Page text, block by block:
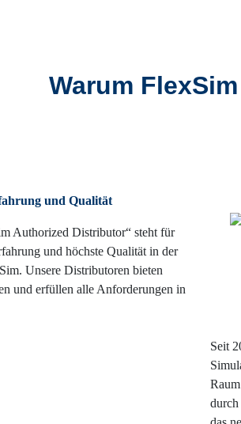
Warum
und Qualität
Authorized Distributor“ steht für
und höchste Qualität in der
Unsere Distributoren bieten
und erfüllen alle Anforderungen in
Seit